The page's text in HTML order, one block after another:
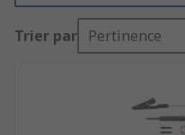
Trier par Pertinence